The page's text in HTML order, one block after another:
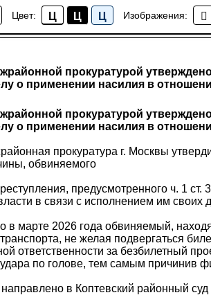
Цвет: Ц Ц Ц Изображения:
Новости района
прокуратурой
о применении насилия в
прокуратурой
о применении насилия в
прокуратура г. Москвы
обвиняемого
предусмотренного ч. 1
в связи с исполнением им своих
в марте 2026 года обвиняемый,
не желая подвергаться
ответственности за безбилетный
по голове, тем самым причинив
в Коптевский районный суд